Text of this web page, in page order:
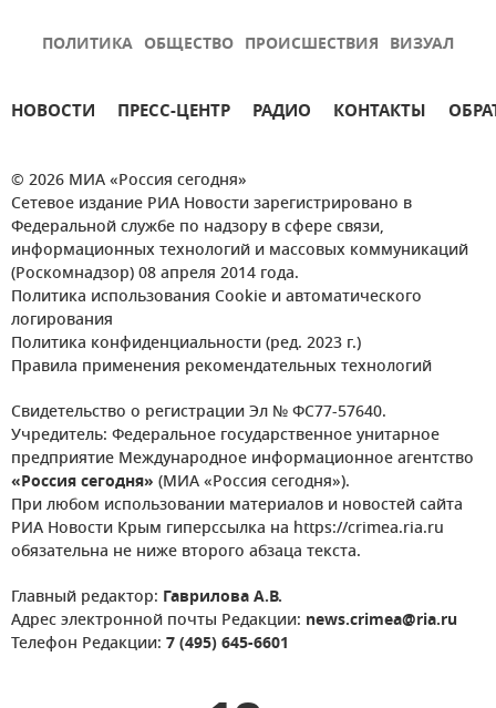
ПОЛИТИКА ОБЩЕСТВО ПРОИСШЕСТВИЯ ВИЗУАЛ
НОВОСТИ ПРЕСС-ЦЕНТР РАДИО КОНТАКТЫ
© 2026 МИА «Россия сегодня»
Сетевое издание РИА Новости зарегистрировано в
Федеральной службе по надзору в сфере связи,
информационных технологий и массовых коммуникаций
(Роскомнадзор) 08 апреля 2014 года.
Политика использования Cookie и автоматического
логирования
Политика конфиденциальности (ред. 2023 г.)
Правила применения рекомендательных технологий
Свидетельство о регистрации Эл № ФС77-57640.
Учредитель: Федеральное государственное унитарное
предприятие Международное информационное агентство
«Россия сегодня» (МИА «Россия сегодня»).
При любом использовании материалов и новостей сайта
РИА Новости Крым гиперссылка на https://crimea.ria.ru
обязательна не ниже второго абзаца текста.
Главный редактор: Гаврилова А.В.
Адрес электронной почты Редакции: news.crimea@ria.ru
Телефон Редакции: 7 (495) 645-6601